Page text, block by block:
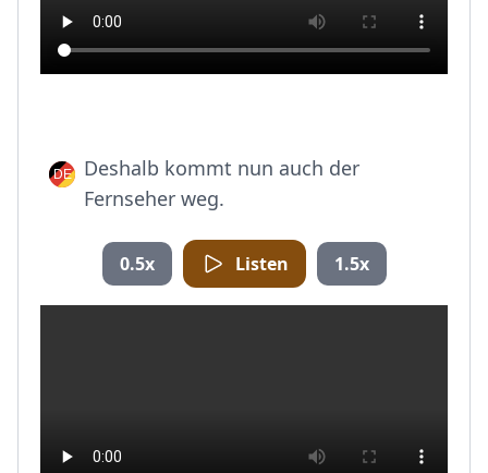
Deshalb kommt nun auch der
Fernseher weg.
0.5x Listen 1.5x